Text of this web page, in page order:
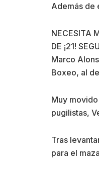
Además de
NECESITA
DE ¡21!
Marco
Boxeo, al
Muy
pugilistas,
Tras
para el